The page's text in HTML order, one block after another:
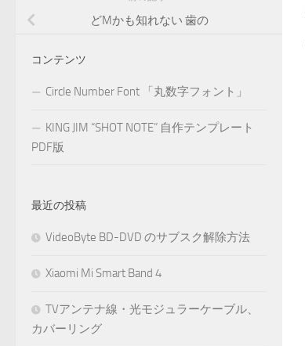
どMかも知れない 歯の
コンテンツ
Circle Number Font 「丸数字フォント」
KING JIM “SHOT NOTE” 自作テンプレート
PDF版
最近の投稿
VideoByte BD-DVD のサブスク解除方法
Xiaomi Mi Smart Band 4
TVアンテナ線・光モジュラーケーブル、
カバーリング